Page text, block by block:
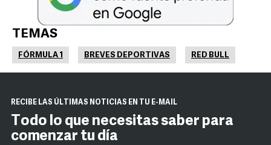
TEMAS
FÓRMULA 1 BREVES DEPORTIVAS RED BULL
RECIBE LAS ÚLTIMAS NOTICIAS EN TU E-MAIL
Todo lo que necesitas saber para
comenzar tu día